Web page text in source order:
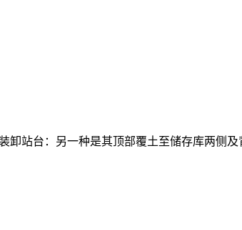
站台：另一种是其顶部覆土至储存库两侧